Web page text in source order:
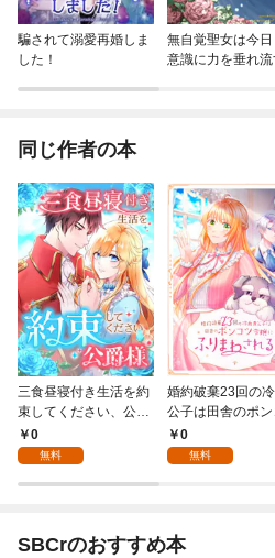
騙されて溺愛再婚しま
した！
無自覚聖女は今
意識に力を垂れ
同じ作者の本
三食昼寝付き生活を約
束してください、公爵
様 1話
0
無料
婚約破棄23回の
公子は田舎のポン
令嬢にふりまわさ
1話
0
無料
SBCrのおすすめ本